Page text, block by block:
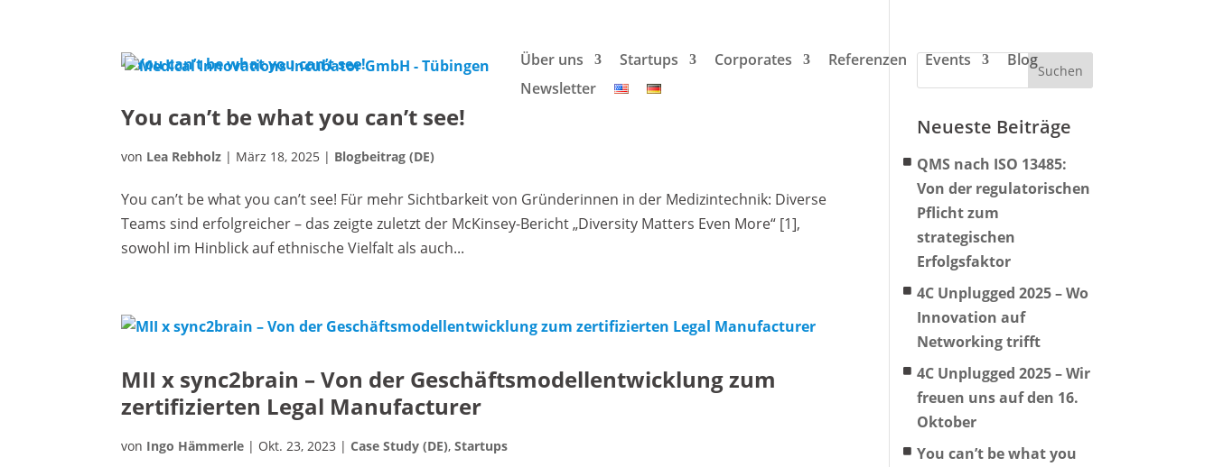
Über uns Startups Corporates Referenzen Events
Blog
Newsletter
You can’t be what you can’t see!
von Lea Rebholz | März 18, 2025 | Blogbeitrag (DE)
You can’t be what you can’t see! Für mehr Sichtbarkeit von Gründerinnen in der Medizintechnik: Diverse
Teams sind erfolgreicher – das zeigte zuletzt der McKinsey-Bericht „Diversity Matters Even More“ [1],
sowohl im Hinblick auf ethnische Vielfalt als auch...
MII x sync2brain – Von der Geschäftsmodellentwicklung zum
zertifizierten Legal Manufacturer
von Ingo Hämmerle | Okt. 23, 2023 |Case Study (DE),Startups
Neueste Beiträge
QMS nach ISO 13485:
Von der regulatorischen
Pflicht zum
strategischen
Erfolgsfaktor
4C Unplugged 2025 – Wo
Innovation auf
Networking trifft
4C Unplugged 2025 – Wir
freuen uns auf den 16.
Oktober
You can’t be what you